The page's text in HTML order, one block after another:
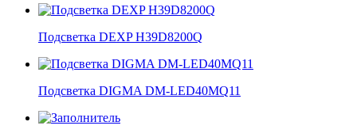
Подсветка DEXP H39D8200Q
Подсветка DIGMA DM-LED40MQ11